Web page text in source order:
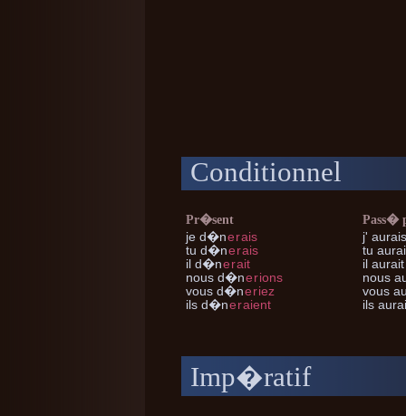
Conditionnel
Pr�sent
je d�nerais
tu d�nerais
il d�nerait
nous d�nerions
vous d�neriez
ils d�neraient
Pass�
j'
tu
il
nous
vous
ils
Imp�ratif